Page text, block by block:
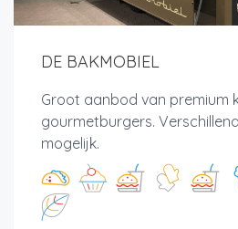
DE BAKMOBIEL
Groot aanbod van premium
gourmetburgers.
mogelijk.